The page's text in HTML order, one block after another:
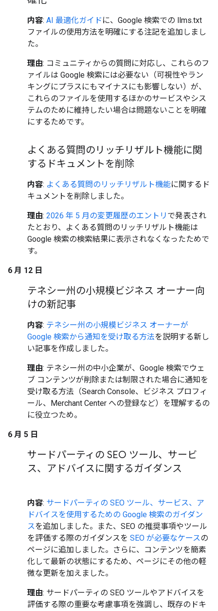
内容: AI 最適化ガイド に、Google 検索での llms.txt
ファイルの使用方法を明確にする注記を追加しまし
た。
理由: コミュニティからの質問に対応し、これらのフ
ァイルは Google 検索には必要ない（可視性やラン
キングにプラスにもマイナスにも影響しない）が、
これらのファイルを使用するほかのサービスやシス
テムのために維持したい場合は問題ないことを明確
にするためです。
よくある質問のリッチリザルト機能に関
するドキュメントを削除
内容: よくある質問のリッチリザルト機能に関するド
キュメントを削除しました。
理由: 2026 年 5 月の変更履歴のエントリ で発表され
たとおり、よくある質問のリッチリザルト機能は
Google 検索の検索結果に表示されなくなったためで
す。
6 月 12 日
テネシー州の小規模ビジネス オーナー向
けの新記事
内容: テネシー州の小規模ビジネス オーナーが
Google 検索から通知を受け取る方法を説明する新し
い記事を作成しました。
理由: テネシー州の中小企業が、Google 検索でウェ
ブ コンテンツが削除または制限された場合に通知を
受け取る方法（Search Console、ビジネス プロフィ
ール、Merchant Center への登録など）を理解するの
に役立つため。
6 月 5 日
サードパーティの SEO ツール、サービ
ス、アドバイスに関するガイダンス
内容: サードパーティの SEO ツール、サービス、ア
ドバイスを使用するための Google 検索のガイダン
スを追加しました。また、SEO の推奨事項やツール
を評価する際のガイダンスを SEO が必要なケースの
ページに追加しました。さらに、コンテンツを簡素
化して最新の状態にするため、ページにその他の軽
微な更新を加えました。
理由: サードパーティの SEO ツールやアドバイスを
評価する際の重要な考慮事項を強調し、既存のドキ